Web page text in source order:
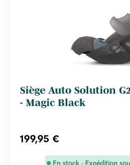
Siège Auto Solution
- Magic Black
199,95 €
En stock - Expédition